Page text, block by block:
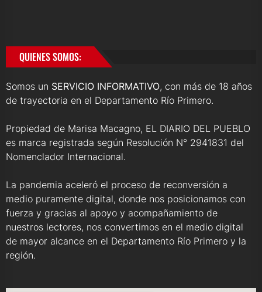
QUIENES SOMOS:
Somos un SERVICIO INFORMATIVO, con más de 18 años
de trayectoria en el Departamento Río Primero.
Propiedad de Marisa Macagno, EL DIARIO DEL PUEBLO
es marca registrada según Resolución N° 2941831 del
Nomenclador Internacional.
La pandemia aceleró el proceso de reconversión a
medio puramente digital, donde nos posicionamos con
fuerza y gracias al apoyo y acompañamiento de
nuestros lectores, nos convertimos en el medio digital
de mayor alcance en el Departamento Río Primero y la
región.